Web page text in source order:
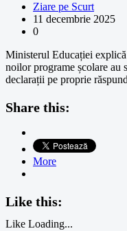
Ziare pe Scurt
11 decembrie 2025
0
Ministerul Educației
noilor programe școlare au
declarații pe proprie
Share this:
More
Like this:
Like Loading...